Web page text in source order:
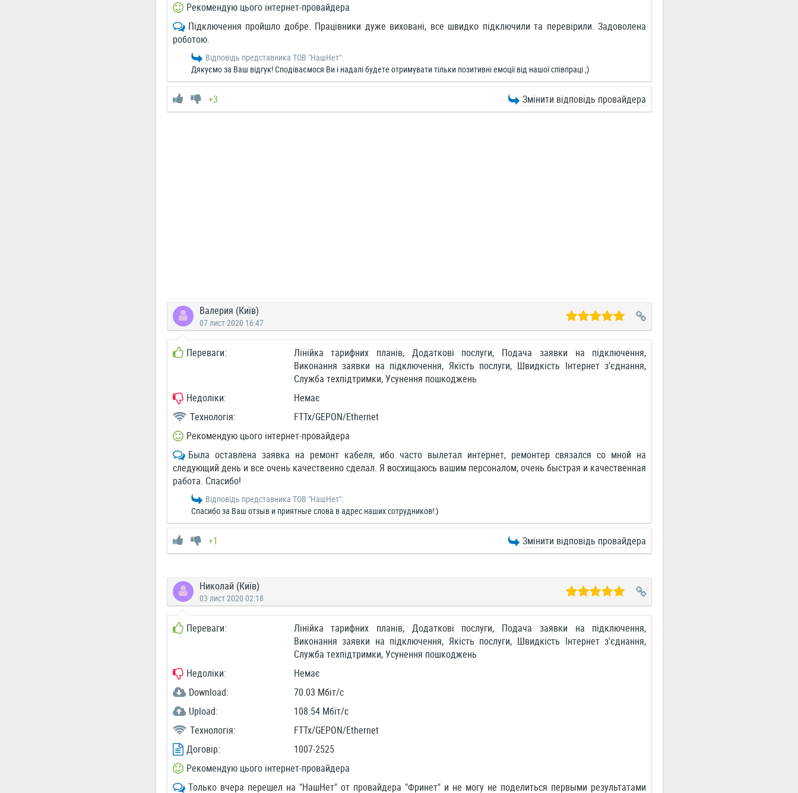
Рекомендую цього інтернет-провайдера
Підключення пройшло добре. Працівники дуже виховані, все швидко підключили та перевірили. Задоволена
роботою.
Відповідь представника ТОВ "НашНет":
Дякуємо за Ваш відгук! Сподіваємося Ви і надалі будете отримувати тільки позитивні емоції від нашої співпраці ;)
+3 Змінити відповідь провайдера
Валерия (Київ)
07 лист 2020 16:47
Переваги:
Лінійка тарифних планів, Додаткові послуги, Подача заявки на підключення,
Виконання заявки на підключення, Якість послуги, Швидкість Інтернет з'єднання,
Служба техпідтримки, Усунення пошкоджень
Недоліки:
Немає
Технологія:
FTTx/GEPON/Ethernet
Рекомендую цього інтернет-провайдера
Была оставлена заявка на ремонт кабеля, ибо часто вылетал интернет, ремонтер связался со мной на
следующий день и все очень качественно сделал. Я восхищаюсь вашим персоналом, очень быстрая и качественная
работа. Спасибо!
Відповідь представника ТОВ "НашНет":
Спасибо за Ваш отзыв и приятные слова в адрес наших сотрудников!:)
+1 Змінити відповідь провайдера
Николай (Київ)
03 лист 2020 02:18
Переваги:
Лінійка тарифних планів, Додаткові послуги, Подача заявки на підключення,
Виконання заявки на підключення, Якість послуги, Швидкість Інтернет з'єднання,
Служба техпідтримки, Усунення пошкоджень
Недоліки:
Немає
Download:
70.03 Мбіт/c
Upload:
108.54 Мбіт/c
Технологія:
FTTx/GEPON/Ethernet
Договір:
1007-2525
Рекомендую цього інтернет-провайдера
Только вчера перешел на "НашНет" от провайдера "Фринет" и не могу не поделиться первыми результатами